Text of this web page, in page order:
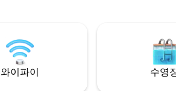
⭐️
와이파이 수영